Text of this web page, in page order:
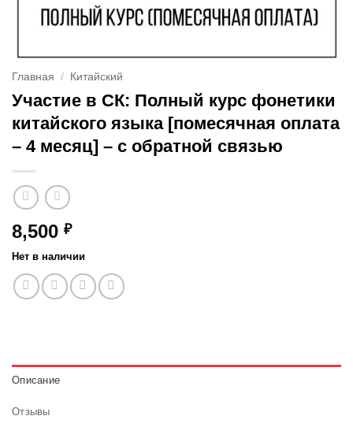
Главная / Китайский
Участие в СК: Полный курс фонетики
китайского языка [помесячная оплата
– 4 месяц] – с обратной связью
8,500 ₽
Нет в наличии
Описание
Отзывы